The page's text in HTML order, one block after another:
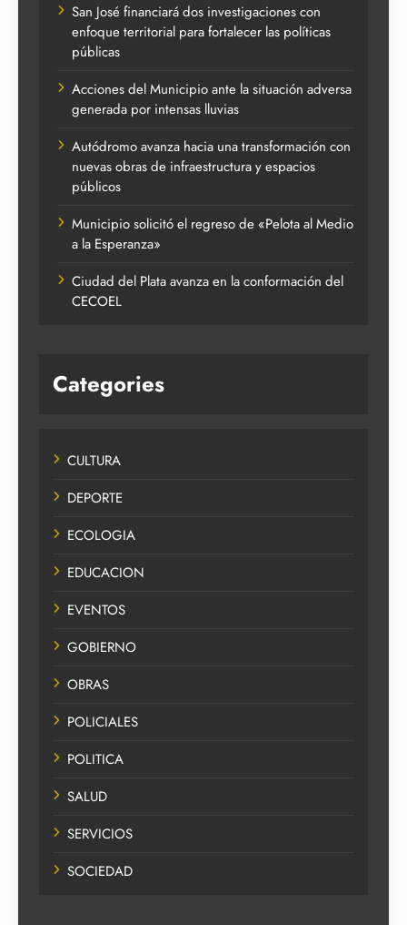
San José financiará dos investigaciones con
enfoque territorial para fortalecer las políticas
públicas
Acciones del Municipio ante la situación adversa
generada por intensas lluvias
Autódromo avanza hacia una transformación con
nuevas obras de infraestructura y espacios
públicos
Municipio solicitó el regreso de «Pelota al Medio
a la Esperanza»
Ciudad del Plata avanza en la conformación del
CECOEL
Categories
CULTURA
DEPORTE
ECOLOGIA
EDUCACION
EVENTOS
GOBIERNO
OBRAS
POLICIALES
POLITICA
SALUD
SERVICIOS
SOCIEDAD